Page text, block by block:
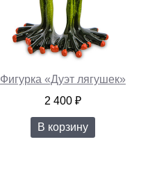
Фигурка «Дуэт лягушек»
2 400 ₽
В корзину